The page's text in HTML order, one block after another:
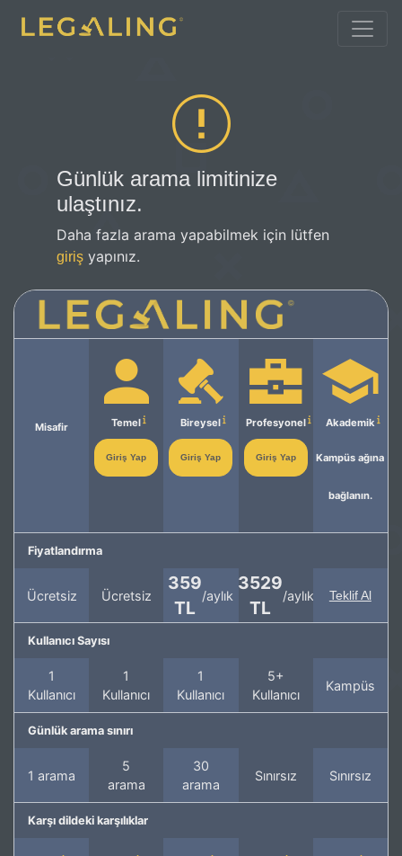
Günlük arama limitinize
ulaştınız.
Daha fazla arama yapabilmek için lütfen
giriş yapınız.
Misafir Temel
Giriş Yap
Bireysel
Giriş Yap
Profesyonel
Giriş Yap
Akademik
Kampüs ağına
bağlanın.
Fiyatlandırma
Ücretsiz Ücretsiz
359
TL
/aylık
3529
TL
/aylık Teklif Al
Kullanıcı Sayısı
1
Kullanıcı
1
Kullanıcı
1
Kullanıcı
5+
Kullanıcı
Kampüs
Günlük arama sınırı
1 arama
5
arama
30
arama
Sınırsız Sınırsız
Karşı dildeki karşılıklar